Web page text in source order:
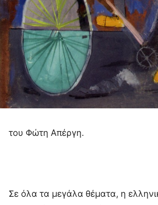
του Φώτη Απέργη.
Σε όλα τα μεγάλα θέματα, η